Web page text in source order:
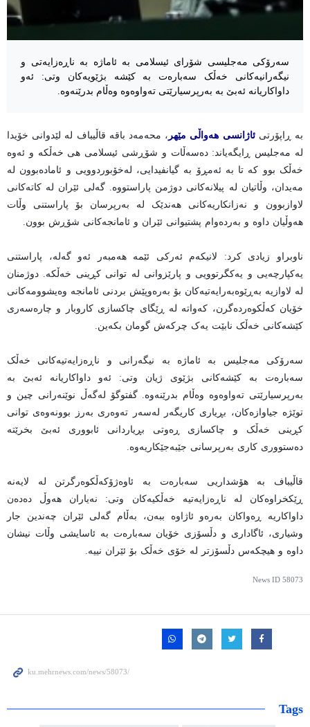
سەرۆکی مەجلیسی شۆرای ئیسلامی بە ئاماژە بە ناڕەزایەتی و
نیگەرانیەکانی خەڵک سەبارەت بە کێشە بژێویەکان وتی: ئەو
داواکاریانە ئەبێ بە بەرپرسیارێتی تەواوەوە وەڵام بدرێنەوە.
بە ڕاپۆرتی ئاژانسی هەواڵی مێهر ، محەمەد باقە قاڵیباف لە لێدوانی خۆیدا
لە مەجلیس ڕایگەیاند: دەسەڵات و شۆڕشی ئیسلامی هی خەڵکە و ئەوە
خەڵک بوو کە تا بە ئەمڕۆ بە گیانفیدایی، لەخۆبوردوویی و ئامادەبوون لە
مەیدان، وڵاتیان لە پیلانەکانی دوژمن پاراستووە. گەلی ئێران لە کاتەکانی
لاوازبوون و نەزانکاریەکانی هەندێک لە بەرپرسان بۆ پاراستنی وڵات
هەوڵیان داوە و بەردەوام پشتیوانی ئێران و ئامانجەکانی شۆڕش بوون.
ناوبراو زیادی کرد: لانیکەم ئەرکی ئێمە هەمبەر ئەو گەلە، پاراستنی
یەکپارچەیی و یەکگرتوویی و پارێزوانی لە توانی کڕینی خەڵکە. دوژمنان
لە لاوازیە بەڕێوەبەرایەتیەکان بۆ بەرەوپێش بردنی ئامانجە وەیشوومەکانی
خۆیان کەڵکوەردەگرن، کەواتە لە ڕێگای چاکسازی کاروبار و چارەسەری
کێشەکانی خەڵک نابێت یەک چرکەش گومان بکەین.
سەرۆکی مەجلیس بە ئاماژە بە نیگەرانی و ناڕەزایەتیەکانی خەڵک
سەبارەت بە کێشەکانی بژێوی ژیان وتی: ئەو داواکاریانە ئەبێ بە
بەرپرسیارێتی تەواوەوە وەڵام بدرێنەوە. گفتوگۆ لەگەڵ نوێنەرانی چین و
توێژە جیاوازەکان، بڕیاری کاریگەر لەسەر تەوەری بەرز بوونەوەی توانی
کڕینی خەڵک و چاکسازی ڕەوتی بڕیاردانی ئابووری ئەبێ بخرێتە
دەستووری کاری بەرپرسانی جێبەجێکاریەوە.
قاڵیباف بە هۆشداریی سەبارەت بە ئاوەژۆکەڵکوەرگرتن لە لایەنە
ڕێکخراوەکان لە ناڕەزایەتیە خەڵکیەکان وتی: نەیاران هەوڵ دەدەن
داواکاریە ڕەواکان بەرەو ئاژاوە ببەن، بەڵام گەلی ئێران چەندین جار
وشیاری، ئاگاداری و دڵسۆزی خۆیان سەبارەت بە ئاسایشی وڵات نیشان
داوە و هیچکەس دڵسۆزتر لە خۆی خەڵک بۆ ئێران نییە.
News ID 58073
Tags